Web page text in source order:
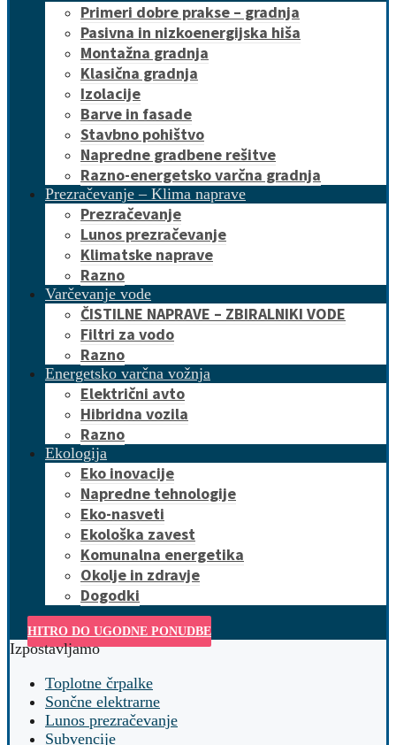
Primeri dobre prakse – gradnja
Pasivna in nizkoenergijska hiša
Montažna gradnja
Klasična gradnja
Izolacije
Barve in fasade
Stavbno pohištvo
Napredne gradbene rešitve
Razno-energetsko varčna gradnja
Prezračevanje – Klima naprave
Prezračevanje
Lunos prezračevanje
Klimatske naprave
Razno
Varčevanje vode
ČISTILNE NAPRAVE – ZBIRALNIKI VODE
Filtri za vodo
Razno
Energetsko varčna vožnja
Električni avto
Hibridna vozila
Razno
Ekologija
Eko inovacije
Napredne tehnologije
Eko-nasveti
Ekološka zavest
Komunalna energetika
Okolje in zdravje
Dogodki
HITRO DO UGODNE PONUDBE
Izpostavljamo
Toplotne črpalke
Sončne elektrarne
Lunos prezračevanje
Subvencije